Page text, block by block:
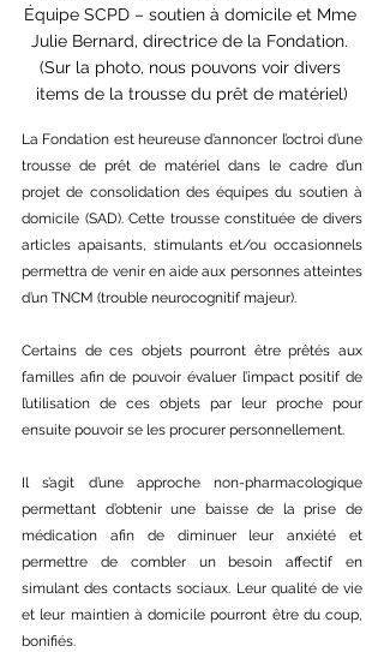
Équipe SCPD – soutien à domicile et Mme
Julie Bernard, directrice de la Fondation.
(Sur la photo, nous pouvons voir divers
items de la trousse du prêt de matériel)
La Fondation est heureuse d’annoncer l’octroi d’une
trousse de prêt de matériel dans le cadre d’un
projet de consolidation des équipes du soutien à
domicile (SAD). Cette trousse constituée de divers
articles apaisants, stimulants et/ou occasionnels
permettra de venir en aide aux personnes atteintes
d’un TNCM (trouble neurocognitif majeur).
Certains de ces objets pourront être prêtés aux
familles afin de pouvoir évaluer l’impact positif de
l’utilisation de ces objets par leur proche pour
ensuite pouvoir se les procurer personnellement.
Il s’agit d’une approche non-pharmacologique
permettant d’obtenir une baisse de la prise de
médication afin de diminuer leur anxiété et
permettre de combler un besoin affectif en
simulant des contacts sociaux. Leur qualité de vie
et leur maintien à domicile pourront être du coup,
bonifiés.